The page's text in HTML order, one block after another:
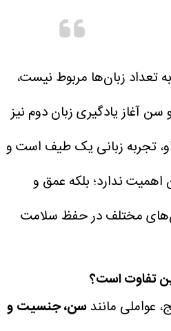
تعداد زبان‌ها مربوط نیست،
آغاز یادگیری زبان دوم نیز
تجربه زبانی یک طیف است و
اهمیت ندارد؛ بلکه عمق و
مختلف در حفظ سلامت
تفاوت است؟
عواملی مانندسن، جنسیت و